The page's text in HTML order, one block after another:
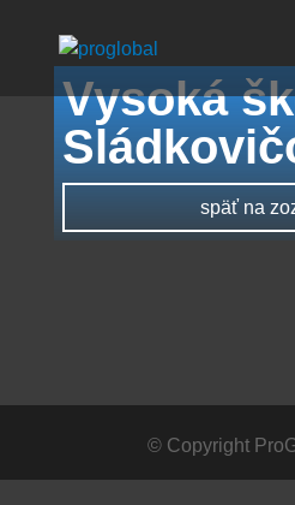
Vysoká
späť na
© Copyright